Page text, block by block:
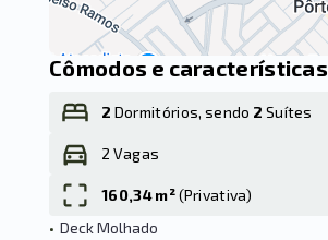
Cômodos e características
2 Dormitórios, sendo 2 Suítes
2 Vagas
160,34 m²(Privativa)
• Deck Molhado